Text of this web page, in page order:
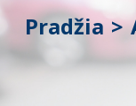
Pradžia